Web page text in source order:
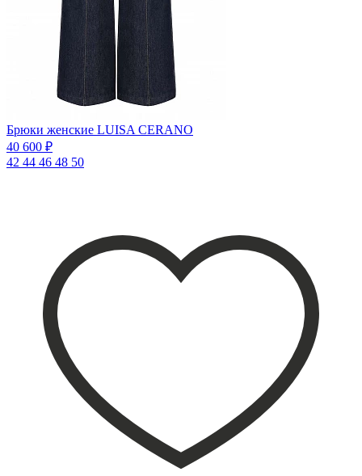
Брюки женские LUISA CERANO
40 600 ₽
42 44 46 48 50